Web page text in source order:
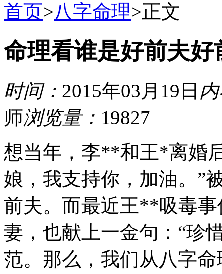
首页>八字命理>正文
命理看谁是好前夫好
时间： 2015年03月19日
师浏览量： 19827
想当年，李**和王*离婚
娘，我支持你，加油。”
前夫。而最近王**吸毒
妻，也献上一金句：“珍
范。那么，我们从八字